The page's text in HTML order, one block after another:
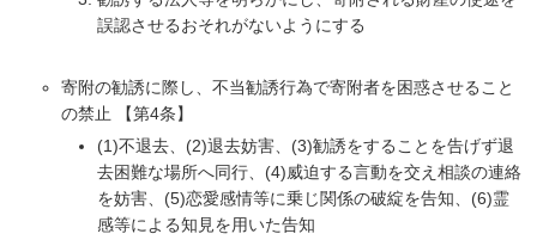
誤認させるおそれがないようにする
寄附の勧誘に際し、不当勧誘行為で寄附者を困惑させること
の禁止 【第4条】
(1)不退去、(2)退去妨害、(3)勧誘をすることを告げず退
去困難な場所へ同行、(4)威迫する言動を交え相談の連絡
を妨害、(5)恋愛感情等に乗じ関係の破綻を告知、(6)霊
感等による知見を用いた告知